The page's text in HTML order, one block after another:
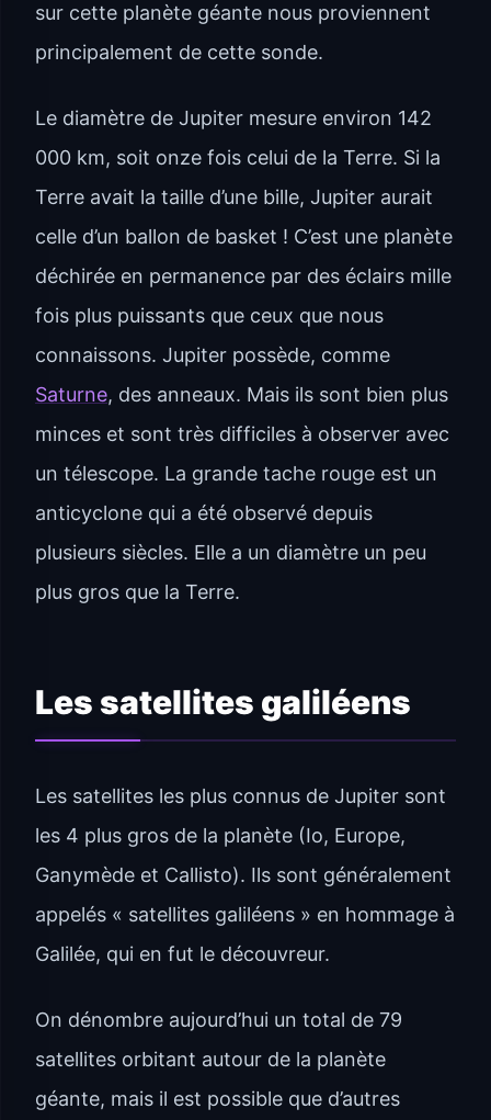
sur cette planète géante nous proviennent
principalement de cette sonde.
Le diamètre de Jupiter mesure environ 142
000 km, soit onze fois celui de la Terre. Si la
Terre avait la taille d’une bille, Jupiter aurait
celle d’un ballon de basket ! C’est une planète
déchirée en permanence par des éclairs mille
fois plus puissants que ceux que nous
connaissons. Jupiter possède, comme
Saturne, des anneaux. Mais ils sont bien plus
minces et sont très difficiles à observer avec
un télescope. La grande tache rouge est un
anticyclone qui a été observé depuis
plusieurs siècles. Elle a un diamètre un peu
plus gros que la Terre.
Les satellites galiléens
Les satellites les plus connus de Jupiter sont
les 4 plus gros de la planète (Io, Europe,
Ganymède et Callisto). Ils sont généralement
appelés « satellites galiléens » en hommage à
Galilée, qui en fut le découvreur.
On dénombre aujourd’hui un total de 79
satellites orbitant autour de la planète
géante, mais il est possible que d’autres